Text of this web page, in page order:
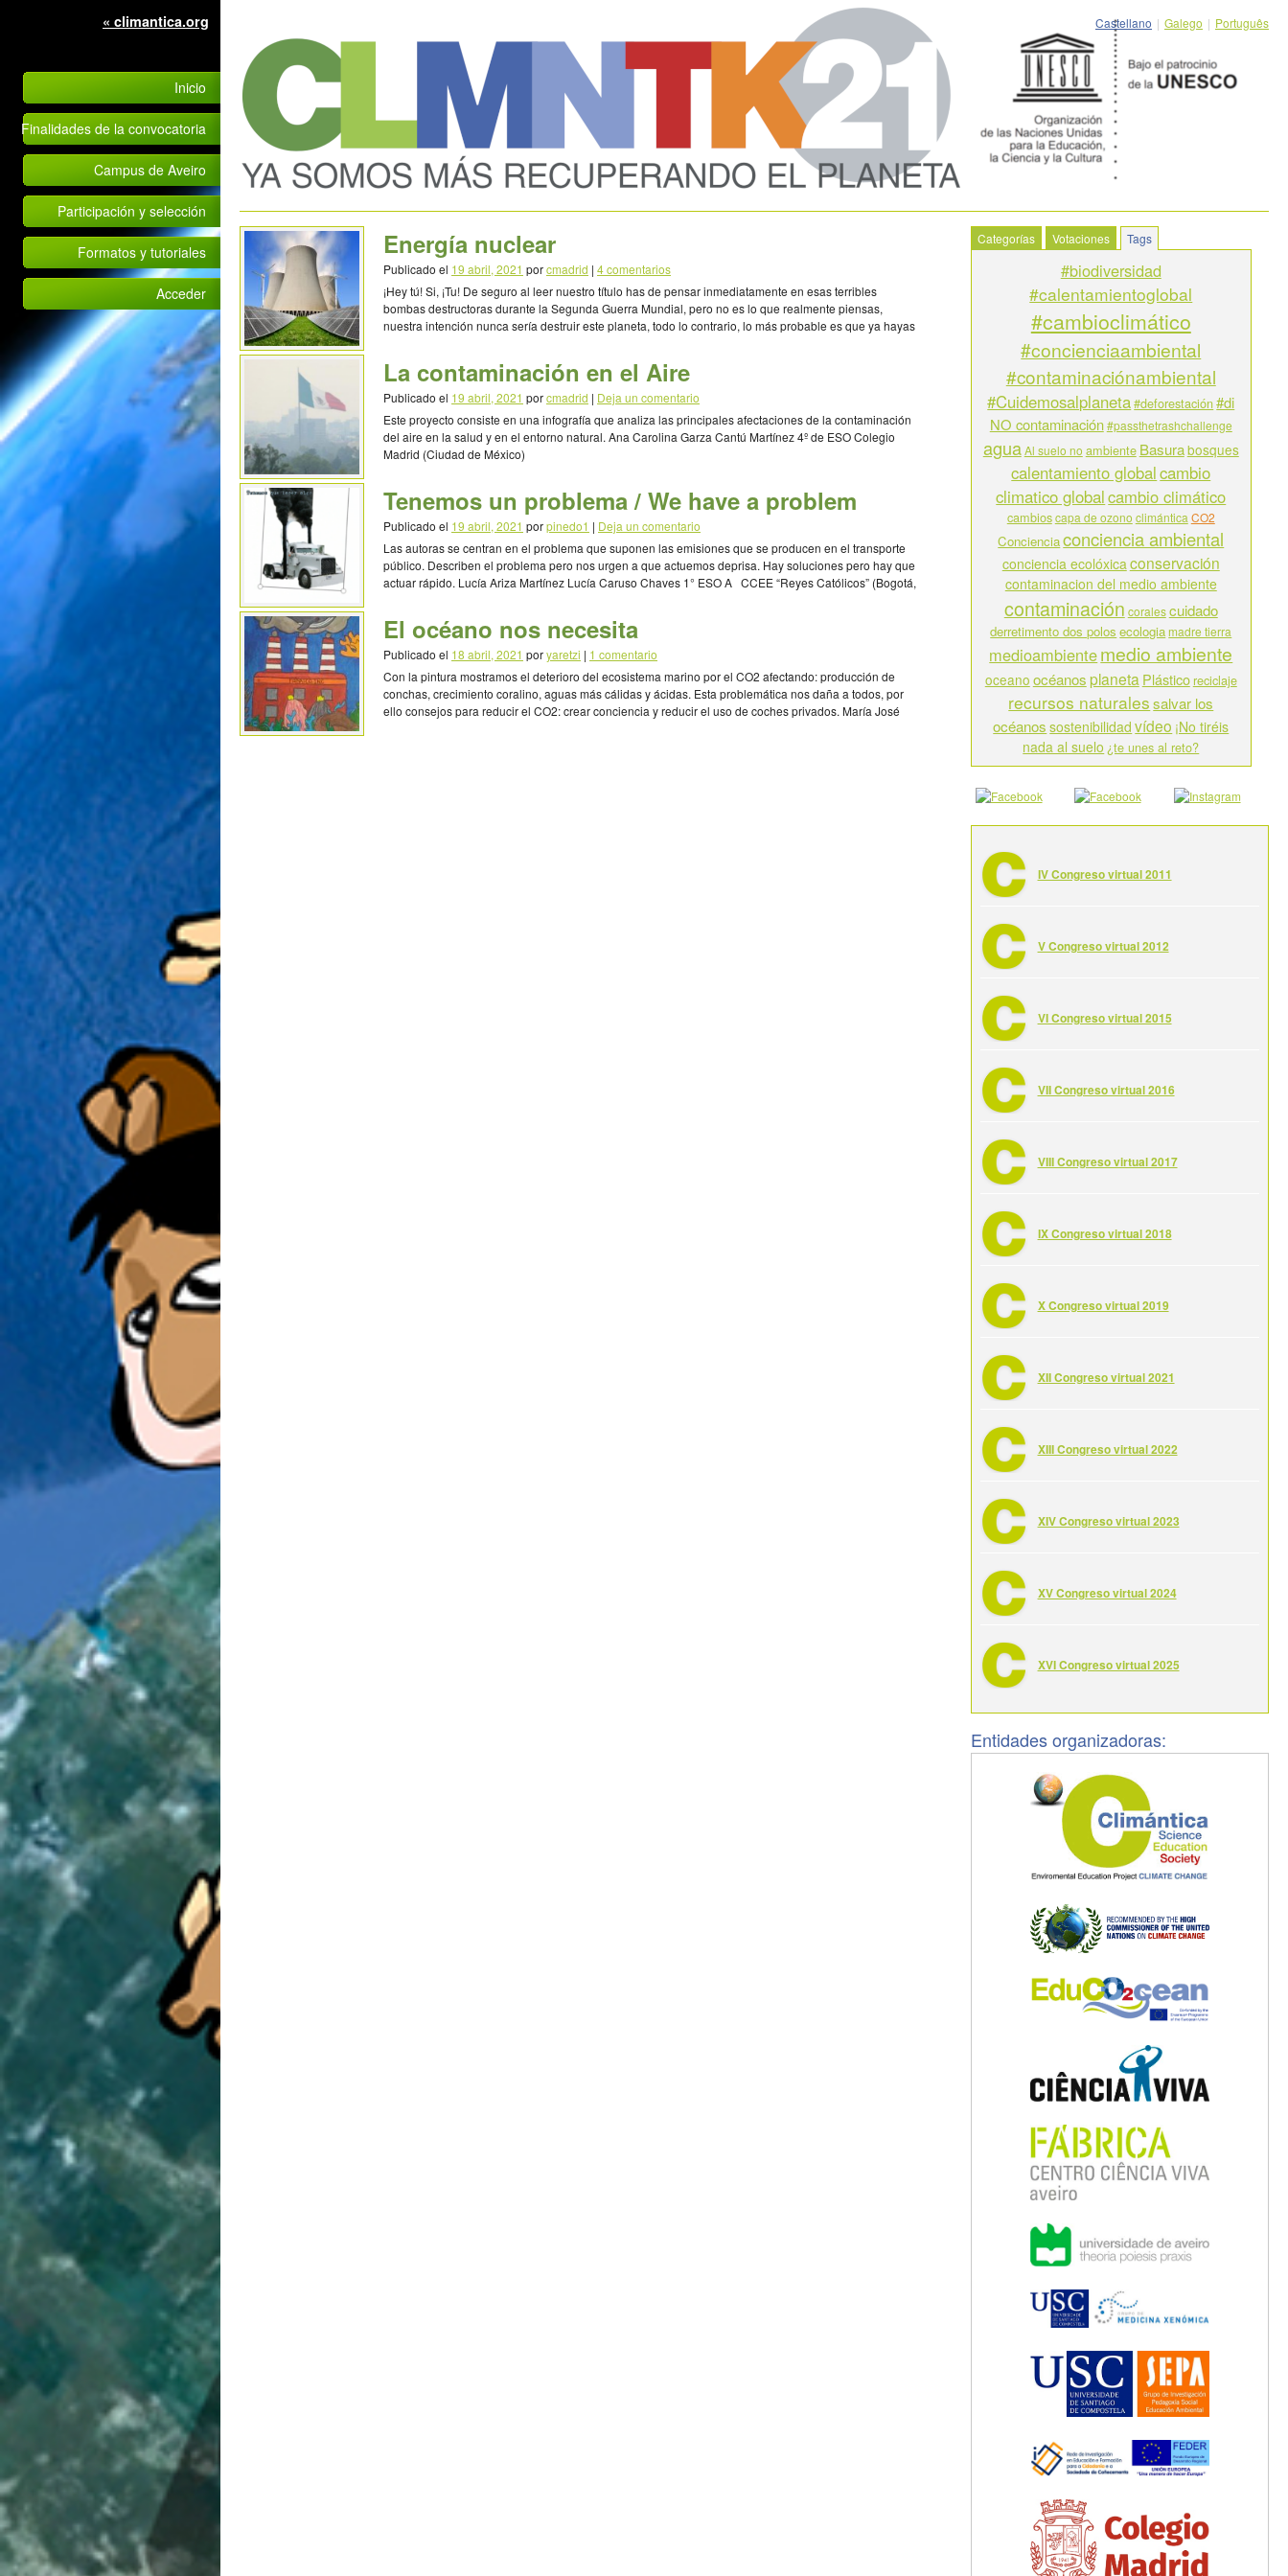
Castellano | Galego | Português
« climantica.org
Inicio
Finalidades de la convocatoria
Campus de Aveiro
Participación y selección
Formatos y tutoriales
Acceder
Energía nuclear
Publicado el 19 abril, 2021 porcmadrid | 4 comentarios
¡Hey tú! Si, ¡Tu! De seguro al leer nuestro título has de pensar inmediatamente en esas terribles
bombas destructoras durante la Segunda Guerra Mundial, pero no es lo que realmente piensas,
nuestra intención nunca sería destruir este planeta, todo lo contrario, lo más probable es que ya hayas
La contaminación en el Aire
Publicado el 19 abril, 2021 porcmadrid | Deja un comentario
Este proyecto consiste en una infografía que analiza las principales afectaciones de la contaminación
del aire en la salud y en el entorno natural. Ana Carolina Garza Cantú Martínez 4º de ESO Colegio
Madrid (Ciudad de México)
Tenemos un problema / We have a problem
Publicado el 19 abril, 2021 porpinedo1 | Deja un comentario
Las autoras se centran en el problema que suponen las emisiones que se producen en el transporte
público. Describen el problema pero nos urgen a que actuemos deprisa. Hay soluciones pero hay que
actuar rápido. Lucía Ariza Martínez Lucía Caruso Chaves 1° ESO A CCEE “Reyes Católicos” (Bogotá,
El océano nos necesita
Publicado el 18 abril, 2021 poryaretzi | 1 comentario
Con la pintura mostramos el deterioro del ecosistema marino por el CO2 afectando: producción de
conchas, crecimiento coralino, aguas más cálidas y ácidas. Esta problemática nos daña a todos, por
ello consejos para reducir el CO2: crear conciencia y reducir el uso de coches privados. María José
Categorías Votaciones Tags
#biodiversidad
#calentamientoglobal
#cambioclimático
#concienciaambiental
#contaminaciónambiental
#Cuidemosalplaneta#deforestación#di
NO contaminación#passthetrashchallenge
aguaAl suelo no ambiente Basurabosques
calentamiento globalcambio
climatico globalcambio climático
cambioscapa de ozono climántica CO2
Concienciaconciencia ambiental
conciencia ecolóxicaconservación
contaminacion del medio ambiente
contaminación coralescuidado
derretimento dos polos ecologiamadre tierra
medioambientemedio ambiente
oceano océanosplaneta Plásticoreciclaje
recursos naturales salvar los
océanos sostenibilidad vídeo ¡No tiréis
nada al suelo ¿te unes al reto?
IV Congreso virtual 2011
V Congreso virtual 2012
VI Congreso virtual 2015
VII Congreso virtual 2016
VIII Congreso virtual 2017
IX Congreso virtual 2018
X Congreso virtual 2019
XII Congreso virtual 2021
XIII Congreso virtual 2022
XIV Congreso virtual 2023
XV Congreso virtual 2024
XVI Congreso virtual 2025
Entidades organizadoras: